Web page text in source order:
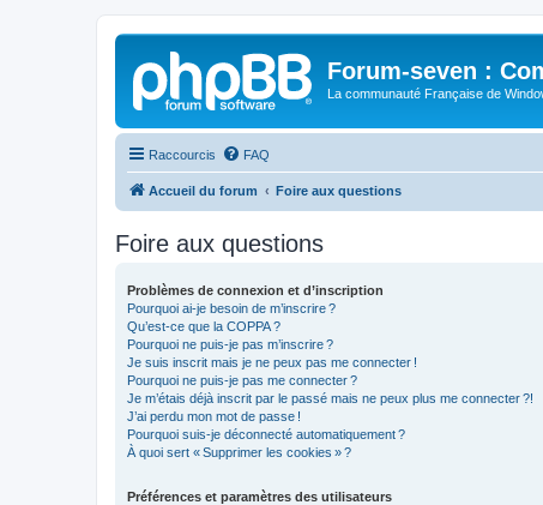
Forum-seven :
La communauté Française de
Raccourcis FAQ
Accueil du forum Foire aux questions
Foire aux questions
Problèmes de connexion et d’inscription
Pourquoi ai-je besoin de m’inscrire ?
Qu’est-ce que la COPPA ?
Pourquoi ne puis-je pas m’inscrire ?
Je suis inscrit mais je ne peux pas me connecter !
Pourquoi ne puis-je pas me connecter ?
Je m’étais déjà inscrit par le passé mais ne peux plus me connecter ?!
J’ai perdu mon mot de passe !
Pourquoi suis-je déconnecté automatiquement ?
À quoi sert « Supprimer les cookies » ?
Préférences et paramètres des utilisateurs